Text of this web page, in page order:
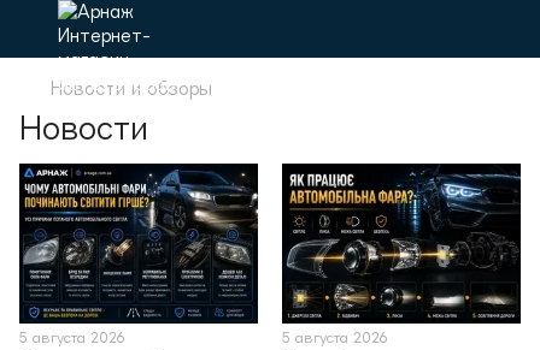
Новости и обзоры
Новости
5 августа 2026 5 августа 2026